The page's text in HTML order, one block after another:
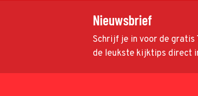
Nieuwsbrief
Schrijf je in voor de gratis
de leukste kijktips direct